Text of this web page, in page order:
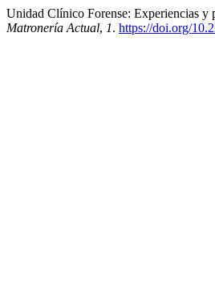
Unidad Clínico Forense: Experiencias y
Matronería Actual, 1. https://doi.org/